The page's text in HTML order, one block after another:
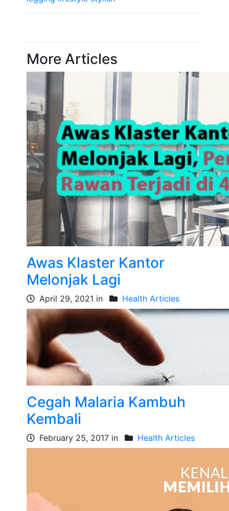
More Articles
Awas Klaster Kantor
Melonjak Lagi
April 29, 2021 in Health Articles
Cegah Malaria Kambuh
Kembali
February 25, 2017 in Health Articles